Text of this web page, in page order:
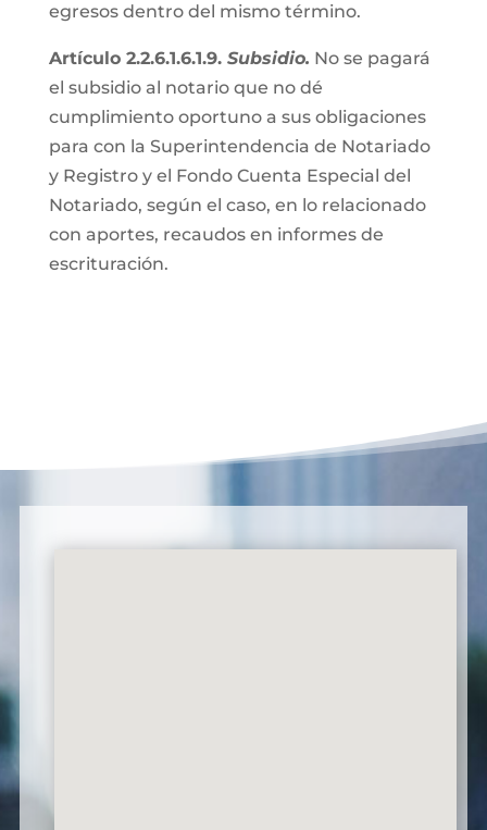
egresos dentro del mismo término.
Artículo 2.2.6.1.6.1.9. Subsidio. No se pagará
el subsidio al notario que no dé
cumplimiento oportuno a sus obligaciones
para con la Superintendencia de Notariado
y Registro y el Fondo Cuenta Especial del
Notariado, según el caso, en lo relacionado
con aportes, recaudos en informes de
escrituración.